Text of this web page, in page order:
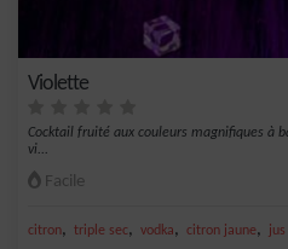
Violette
Cocktail fruité aux couleurs magnifiques à
vi...
Facile
citron, triple sec, vodka, citron jaune,